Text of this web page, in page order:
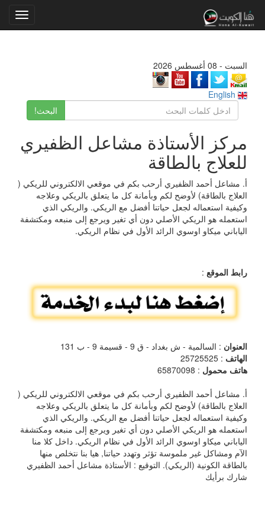
السبت - 08 أغسطس 2026
البحث!
مركز الأستاذة مشاعل الظفيري
للعلاج بالطاقة
أ. مشاعل أحمد الظفيري أرحب بكم في موقعي الالكتروني للريكي (
العلاج بالطاقة) لأوضح لكم وبأمانة كل ما يتعلق بالريكي وعلاجه
وكيفية استعماله لجعل حياتنا أفضل مع الريكي. والريكي الذي
استعمله هو الريكي الأصلي دون أي تغير ويرجع إلى منبعه ومكتشفة
الياباني ميكاو اوسوي الرائد الأول في نظام الريكي.
رابط الموقع :
العنوان : السالمية - ش بغداد - ق 9 - قسيمة 9 - ب 131
الهاتف : 25725525
هاتف محمول : 65870098
أ. مشاعل أحمد الظفيري أرحب بكم في موقعي الالكتروني للريكي (
العلاج بالطاقة) لأوضح لكم وبأمانة كل ما يتعلق بالريكي وعلاجه
وكيفية استعماله لجعل حياتنا أفضل مع الريكي. والريكي الذي
استعمله هو الريكي الأصلي دون أي تغير ويرجع إلى منبعه ومكتشفة
الياباني ميكاو اوسوي الرائد الأول في نظام الريكي. داخل كلا منا
الآم ومشاكل غير ملموسة تؤثر وتهدد حياتنا, هيا بنا نتخلص منها
بالطاقة الكونية (الريكي). التوقيع : الأستاذة مشاعل أحمد الظفيري
شارك برأيك